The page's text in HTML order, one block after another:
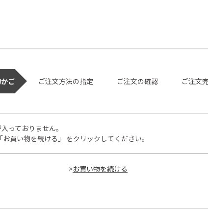
ご ご注文方法の指定 ご注文の確認 ご注文
っておりません。
買い物を続ける」 をクリックしてください。
>